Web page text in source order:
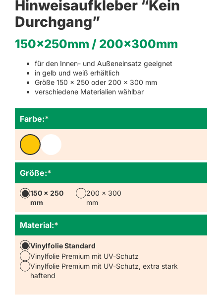
Hinweisaufkleber “Kein
Durchgang”
150x250mm / 200x300mm
für den Innen- und Außeneinsatz geeignet
in gelb und weiß erhältlich
Größe 150 x 250 oder 200 x 300 mm
verschiedene Materialien wählbar
*
Farbe:
*
Größe:
150 x 250
mm
200 x 300
mm
*
Material:
Vinylfolie Standard
Vinylfolie Premium mit UV-Schutz
Vinylfolie Premium mit UV-Schutz, extra stark
haftend